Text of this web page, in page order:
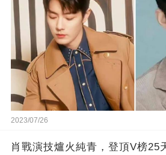
2023/07/26
肖戰演技爐火純青，登頂V榜25